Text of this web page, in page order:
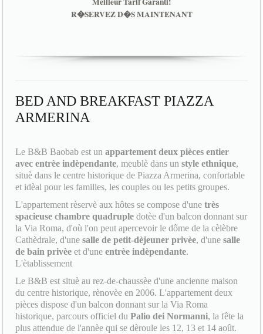
ARMERINA
situè dans le centre historique de Piazza Armerina, confortable
et idèal pour les familles, les couples ou les petits groupes.
L'appartement rèservè aux hôtes se compose d'unetrès
la Via Roma, d'où l'on peut apercevoir le dôme de la cèlèbre
Cathèdrale, d'unesalle de petit-dèjeuner privèe, d'unesalle
de bain privèe et d'uneentrèe indèpendante.
L'ètablissement
Le B&B est situè au rez-de-chaussèe d'une ancienne maison
pièces dispose d'un balcon donnant sur la Via Roma
historique, parcours officiel duPalio dei Normanni, la fête la
plus attendue de l'annèe qui se dèroule les 12, 13 et 14 août.
Distances et lieux d'intèrêt